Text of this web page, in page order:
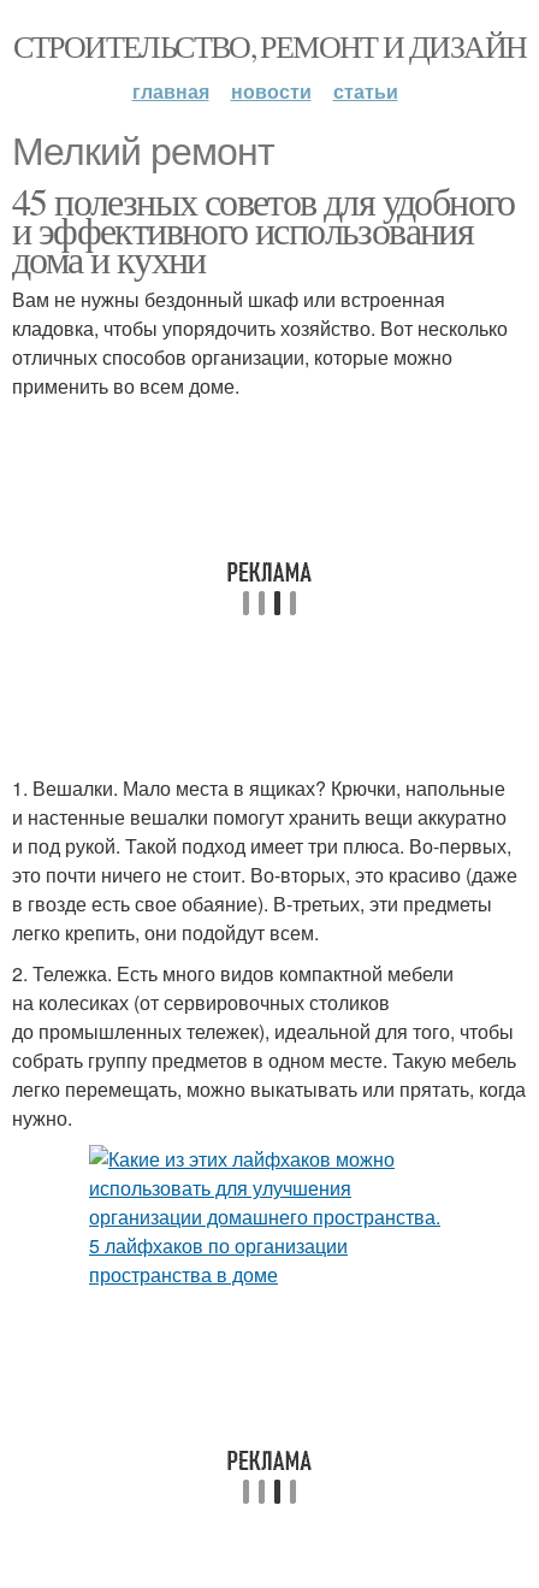
СТРОИТЕЛЬСТВО, РЕМОНТ И ДИЗАЙН
главная новости статьи
Мелкий ремонт
45 полезных советов для удобного
и эффективного использования
дома и кухни
Вам не нужны бездонный шкаф или встроенная
кладовка, чтобы упорядочить хозяйство. Вот несколько
отличных способов организации, которые можно
применить во всем доме.
1. Вешалки. Мало места в ящиках? Крючки, напольные
и настенные вешалки помогут хранить вещи аккуратно
и под рукой. Такой подход имеет три плюса. Во-первых,
это почти ничего не стоит. Во-вторых, это красиво (даже
в гвозде есть свое обаяние). В-третьих, эти предметы
легко крепить, они подойдут всем.
2. Тележка. Есть много видов компактной мебели
на колесиках (от сервировочных столиков
до промышленных тележек), идеальной для того, чтобы
собрать группу предметов в одном месте. Такую мебель
легко перемещать, можно выкатывать или прятать, когда
нужно.